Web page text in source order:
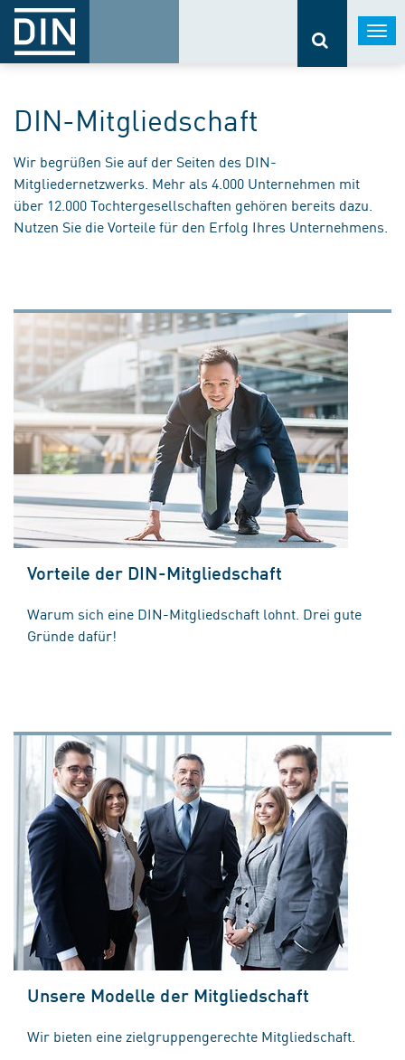
DIN-Mitgliedschaft
Wir begrüßen Sie auf der Seiten des DIN-
Mitgliedernetzwerks. Mehr als 4.000 Unternehmen mit
über 12.000 Tochtergesellschaften gehören bereits dazu.
Nutzen Sie die Vorteile für den Erfolg Ihres Unternehmens.
Vorteile der DIN-Mitgliedschaft
Warum sich eine DIN-Mitgliedschaft lohnt. Drei gute
Gründe dafür!
Unsere Modelle der Mitgliedschaft
Wir bieten eine zielgruppengerechte Mitgliedschaft.